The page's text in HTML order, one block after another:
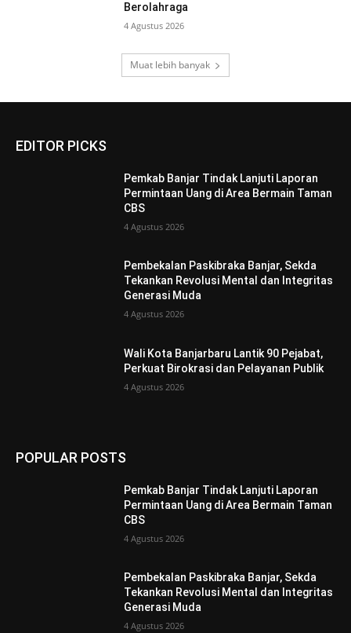
Berolahraga
4 Agustus 2026
Muat lebih banyak
EDITOR PICKS
Pemkab Banjar Tindak Lanjuti Laporan
Permintaan Uang di Area Bermain Taman
CBS
4 Agustus 2026
Pembekalan Paskibraka Banjar, Sekda
Tekankan Revolusi Mental dan Integritas
Generasi Muda
4 Agustus 2026
Wali Kota Banjarbaru Lantik 90 Pejabat,
Perkuat Birokrasi dan Pelayanan Publik
4 Agustus 2026
POPULAR POSTS
Pemkab Banjar Tindak Lanjuti Laporan
Permintaan Uang di Area Bermain Taman
CBS
4 Agustus 2026
Pembekalan Paskibraka Banjar, Sekda
Tekankan Revolusi Mental dan Integritas
Generasi Muda
4 Agustus 2026